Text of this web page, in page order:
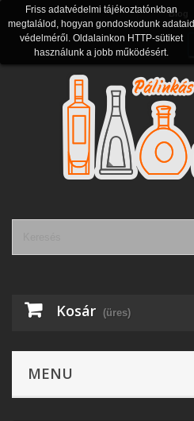
Blog
Kosár (üres)
MENU
Friss adatvédelmi tájékoztatónkban
megtalálod, hogyan gondoskodunk adataid
védelméről. Oldalainkon HTTP-sütiket
használunk a jobb működésért.